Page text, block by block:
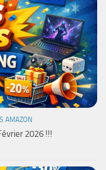
AMAZON
2026 !!!